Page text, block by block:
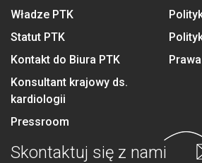
Władze PTK
Statut PTK
Kontakt do Biura PTK
Konsultant krajowy ds.
kardiologii
Pressroom
Skontaktuj się z nami